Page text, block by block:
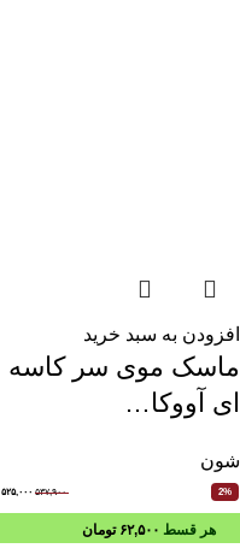
افزودن به سبد خرید
ماسک موی سر کاسه
ای آووکا…
شون
2% ۵۳۷,۹۰۰ ۵۲۵,۰۰۰
هر قسط ۶۲,۵۰۰ تومان